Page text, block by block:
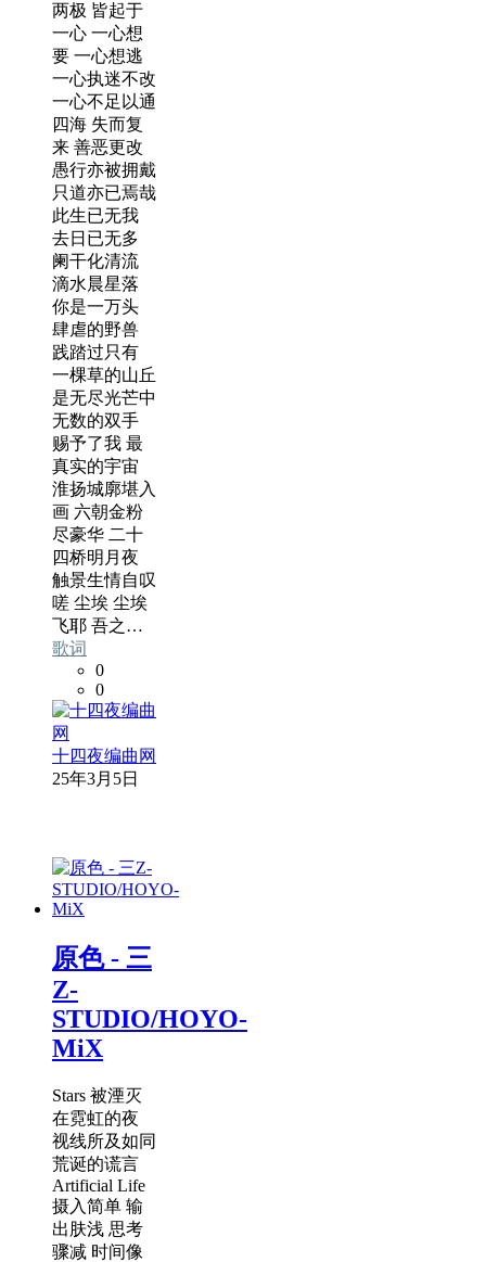
两极 皆起于
一心 一心想
要 一心想逃
一心执迷不改
一心不足以通
四海 失而复
来 善恶更改
愚行亦被拥戴
只道亦已焉哉
此生已无我
去日已无多
阑干化清流
滴水晨星落
你是一万头
肆虐的野兽
践踏过只有
一棵草的山丘
是无尽光芒中
无数的双手
赐予了我 最
真实的宇宙
淮扬城廓堪入
画 六朝金粉
尽豪华 二十
四桥明月夜
触景生情自叹
嗟 尘埃 尘埃
飞耶 吾之…
歌词
0
0
十四夜编曲网
25年3月5日
原色 - 三
Z-
STUDIO/HOYO-
MiX
Stars 被湮灭
在霓虹的夜
视线所及如同
荒诞的谎言
Artificial Life
摄入简单 输
出肤浅 思考
骤减 时间像